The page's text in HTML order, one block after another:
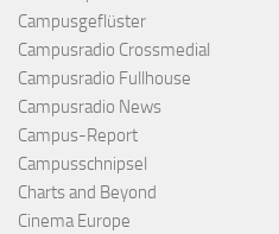
Campusgeflüster
Campusradio Crossmedial
Campusradio Fullhouse
Campusradio News
Campus-Report
Campusschnipsel
Charts and Beyond
Cinema Europe